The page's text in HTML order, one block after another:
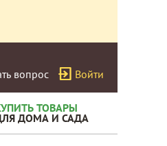
вопрос Войти
ТОВАРЫ
ДОМА И САДА